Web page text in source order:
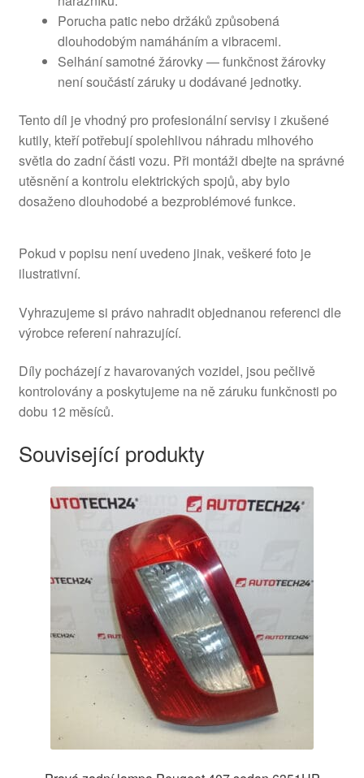
Porucha patic nebo držáků způsobená
dlouhodobým namáháním a vibracemi.
Selhání samotné žárovky — funkčnost žárovky
není součástí záruky u dodávané jednotky.
Tento díl je vhodný pro profesionální servisy i zkušené
kutily, kteří potřebují spolehlivou náhradu mlhového
světla do zadní části vozu. Při montáži dbejte na správné
utěsnění a kontrolu elektrických spojů, aby bylo
dosaženo dlouhodobé a bezproblémové funkce.
Pokud v popisu není uvedeno jinak, veškeré foto je
ilustrativní.
Vyhrazujeme si právo nahradit objednanou referenci dle
výrobce referení nahrazující.
Díly pocházejí z havarovaných vozidel, jsou pečlivě
kontrolovány a poskytujeme na ně záruku funkčnosti po
dobu 12 měsíců.
Související produkty